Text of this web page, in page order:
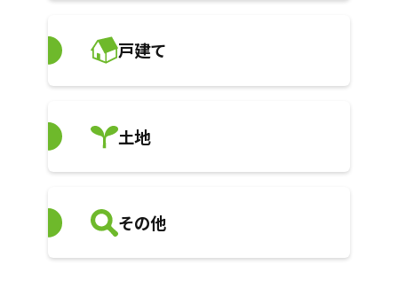
戸建て
土地
その他